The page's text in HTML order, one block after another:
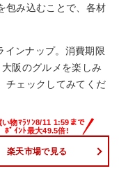
包み込むことで、各材
インナップ。消費期限
阪のグルメを楽しみ
チェックしてみてくだ
楽天市場で見る